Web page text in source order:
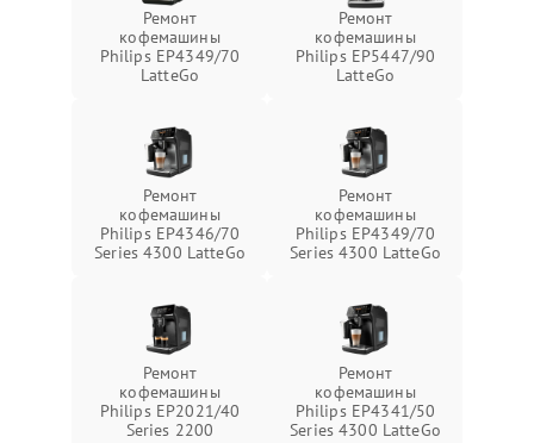
Ремонт
кофемашины
Philips EP4349/70
LatteGo
Ремонт
кофемашины
Philips EP5447/90
LatteGo
Ремонт
кофемашины
Philips EP4346/70
Series 4300 LatteGo
Ремонт
кофемашины
Philips EP4349/70
Series 4300 LatteGo
Ремонт
кофемашины
Philips EP2021/40
Series 2200
Ремонт
кофемашины
Philips EP4341/50
Series 4300 LatteGo